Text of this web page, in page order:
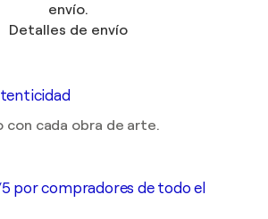
envío.
Detalles de envío
con cada obra de arte.
por compradores de todo el